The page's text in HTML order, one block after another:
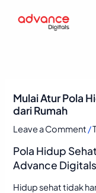
Mulai Atur Pola
dari Rumah
Leave a Comment /
Pola Hidup
Advance Digitals
Hidup sehat tidak